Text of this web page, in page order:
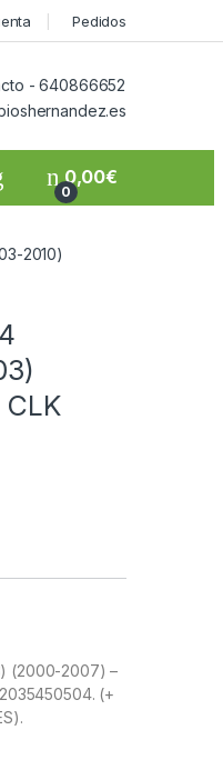
Pedidos
- 640866652
0
0,00€
2010)
CLK
(2000-2007) –
(+